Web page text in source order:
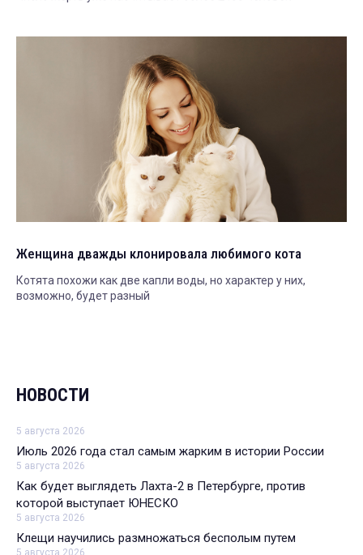
Женщина дважды клонировала любимого кота
Котята похожи как две капли воды, но характер у них,
возможно, будет разный
НОВОСТИ
5 августа 2026
Июль 2026 года стал самым жарким в истории России
5 августа 2026
Как будет выглядеть Лахта-2 в Петербурге, против
которой выступает ЮНЕСКО
5 августа 2026
Клещи научились размножаться бесполым путем
5 августа 2026